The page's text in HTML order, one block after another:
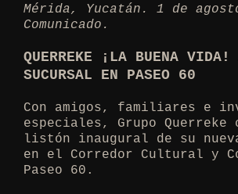
Mérida, Yucatán. 1 de
Comunicado.
QUERREKE ¡LA BUENA VIDA!
SUCURSAL EN PASEO 60
Con amigos, familiares e
especiales, Grupo
listón inaugural de su
en el Corredor Cultural y
Paseo 60.